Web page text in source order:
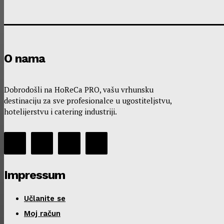
O nama
Dobrodošli na HoReCa PRO, vašu vrhunsku
destinaciju za sve profesionalce u ugostiteljstvu,
hotelijerstvu i catering industriji.
Impressum
Učlanite se
Moj račun